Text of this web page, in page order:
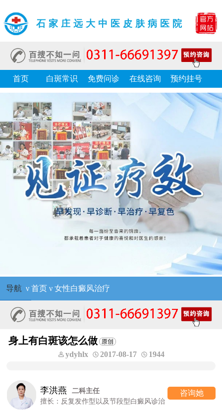
石家庄远大中医皮肤病医院
首页 白斑常识 免费问诊 在线咨询 预约挂号
导航 ν 首页ν 女性白癜风治疗
身上有白斑该怎么做
ydyhlx 2017-08-17 1944
李洪燕
二科主任
擅长：反复发作型以及节段型白癜风诊治
咨询她